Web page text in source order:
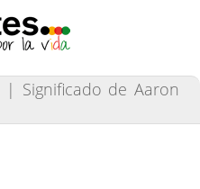
| Significado de Aaron